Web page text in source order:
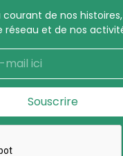
de nos
réseau et de nos